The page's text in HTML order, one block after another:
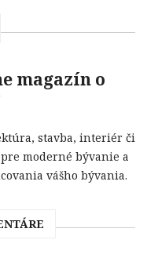
magazín o
stavba, interiér či
moderné bývanie a
vášho bývania.